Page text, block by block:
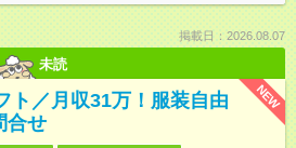
掲載日：2026.08.07
未読
NEW
ト／月収31万！服装自由
合せ